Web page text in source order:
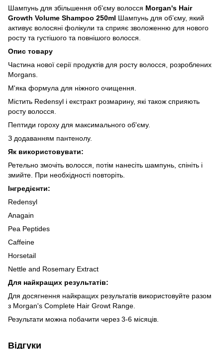
Шампунь для збільшення об'єму волосся Morgan's Hair
Growth Volume Shampoo 250ml Шампунь для об’єму, який
активує волосяні фолікули та сприяє зволоженню для нового
росту та густішого та повнішого волосся.
Опис товару
Частина нової серії продуктів для росту волосся, розроблених
Morgans.
М'яка формула для ніжного очищення.
Містить Redensyl і екстракт розмарину, які також сприяють
росту волосся.
Пептиди гороху для максимального об'єму.
З додаванням пантенолу.
Як використовувати:
Ретельно змочіть волосся, потім нанесіть шампунь, спініть і
змийте. При необхідності повторіть.
Інгредієнти:
Redensyl
Anagain
Pea Peptides
Caffeine
Horsetail
Nettle and Rosemary Extract
Для найкращих результатів:
Для досягнення найкращих результатів використовуйте разом
з Morgan's Complete Hair Growt Range.
Результати можна побачити через 3-6 місяців.
Відгуки